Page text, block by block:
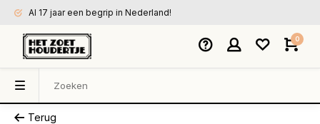
Al 17 jaar een begrip in Nederland!
0
Terug